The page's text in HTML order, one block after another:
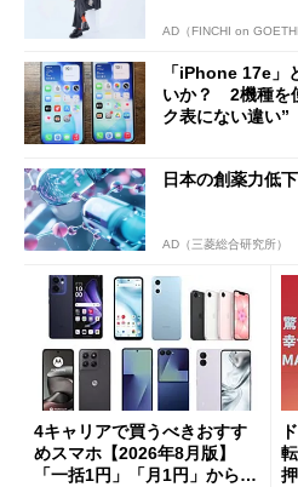
AD（FINCHI on
「iPhone 17e
いか？ 2機種を
ク表にない違い”
日本の創薬力低
AD（三菱総合研究所）
4キャリアで買うべきおすす
めスマホ【2026年8月版】
「一括1円」「月1円」からお